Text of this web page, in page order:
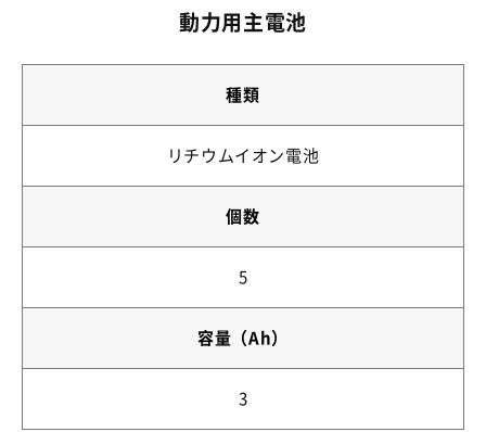
動力用主電池
種類
リチウムイオン電池
個数
5
容量（Ah）
3